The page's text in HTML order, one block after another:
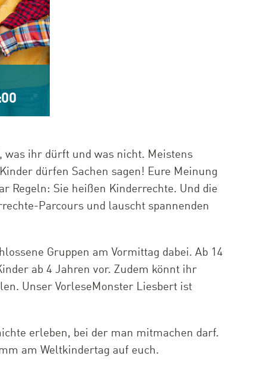
ihr dürft und was nicht. Meistens
dürfen Sachen sagen! Eure Meinung
Regeln: Sie heißen Kinderrechte. Und die
Parcours und lauscht spannenden
Gruppen am Vormittag dabei. Ab 14
ab 4 Jahren vor. Zudem könnt ihr
Unser VorleseMonster Liesbert ist
erleben, bei der man mitmachen darf.
am Weltkindertag auf euch.